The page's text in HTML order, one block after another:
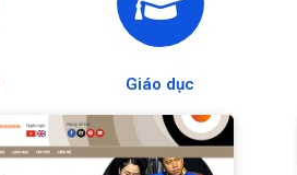
Giáo dục